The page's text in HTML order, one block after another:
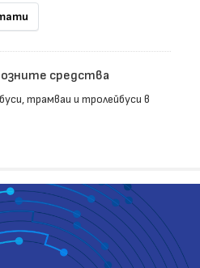
средства
трамваи и тролейбуси в